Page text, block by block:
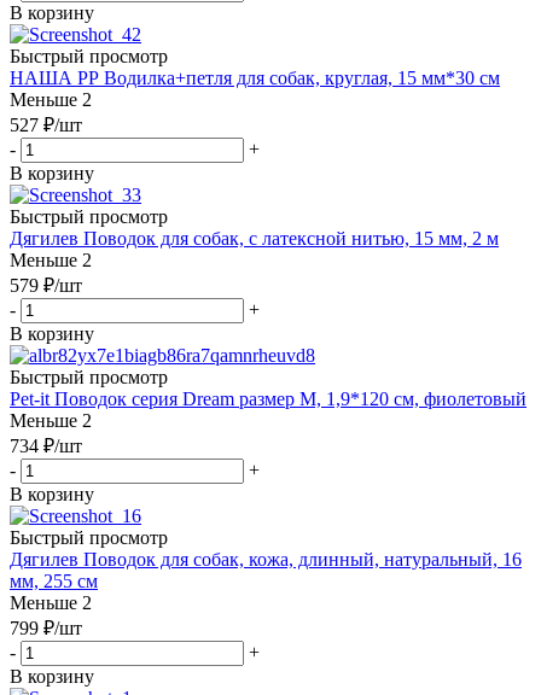
В корзину
Быстрый просмотр
НАША РР Водилка+петля для собак, круглая, 15 мм*30 см
Меньше 2
527 ₽/шт
-
+
В корзину
Быстрый просмотр
Дягилев Поводок для собак, с латексной нитью, 15 мм, 2 м
Меньше 2
579 ₽/шт
-
+
В корзину
Быстрый просмотр
Pet-it Поводок серия Dream размер M, 1,9*120 см, фиолетовый
Меньше 2
734 ₽/шт
-
+
В корзину
Быстрый просмотр
Дягилев Поводок для собак, кожа, длинный, натуральный, 16
мм, 255 см
Меньше 2
799 ₽/шт
-
+
В корзину